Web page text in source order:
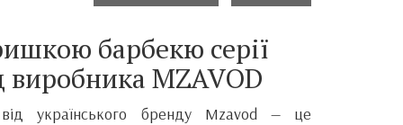
барбекю серії
MZAVOD
українського бренду Mzavod — це